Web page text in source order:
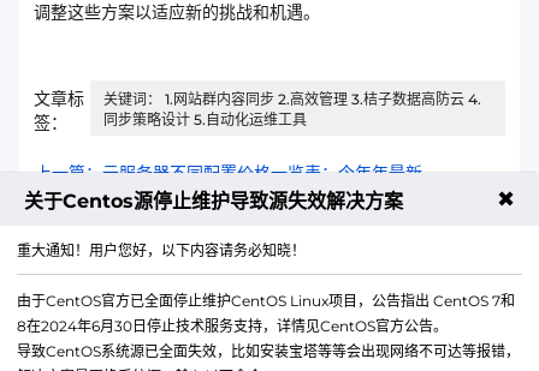
调整这些方案以适应新的挑战和机遇。
文章标
签：
关键词： 1.网站群内容同步 2.高效管理 3.桔子数据高防云 4.
同步策略设计 5.自动化运维工具
上一篇：云服务器不同配置价格一览表：今年年最新
关于Centos源停止维护导致源失效解决方案 ✖
重大通知！用户您好，以下内容请务必知晓！
由于CentOS官方已全面停止维护CentOS Linux项目，公告指出 CentOS 7和
8在2024年6月30日停止技术服务支持，详情见CentOS官方公告。
导致CentOS系统源已全面失效，比如安装宝塔等等会出现网络不可达等报错，